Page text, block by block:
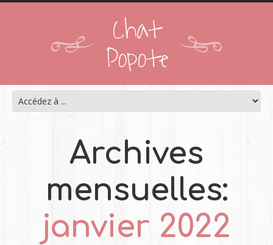
Chat
Popote
Archives
mensuelles:
janvier 2022